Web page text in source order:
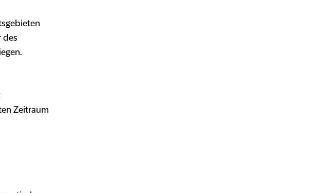
des
Zeitraum